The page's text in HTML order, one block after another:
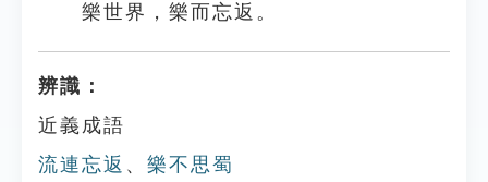
樂世界，樂而忘返。
辨識：
近義成語
流連忘返 、 樂不思蜀